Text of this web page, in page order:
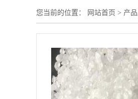
您当前的位置： 网站首页 > 产